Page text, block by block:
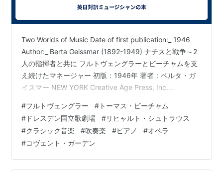
Two Worlds of Music Date of first publication:_ 1946
Author:_ Berta Geissmar (1892-1949) ナチスと戦争～2
人の指揮者と共に フルトヴェングラーとビーチャムを支
え続けたマネージャー 初版：1946年 著者：ベルタ・ガ
イスマー NEW YORK Creative Age Press, Inc.
https://www.fadedpage.com/showbook.php?
pid=20210405 本拙訳の原本はこちらからどうぞ
CHAPTER T…
#フルトヴェングラー # トーマス・ビーチャム
# ドレスデン国立歌劇場 #リヒャルト・シュトラウス
#クラシック音楽 #吹奏楽 #ピアノ #オペラ
#コヴェント・ガーデン